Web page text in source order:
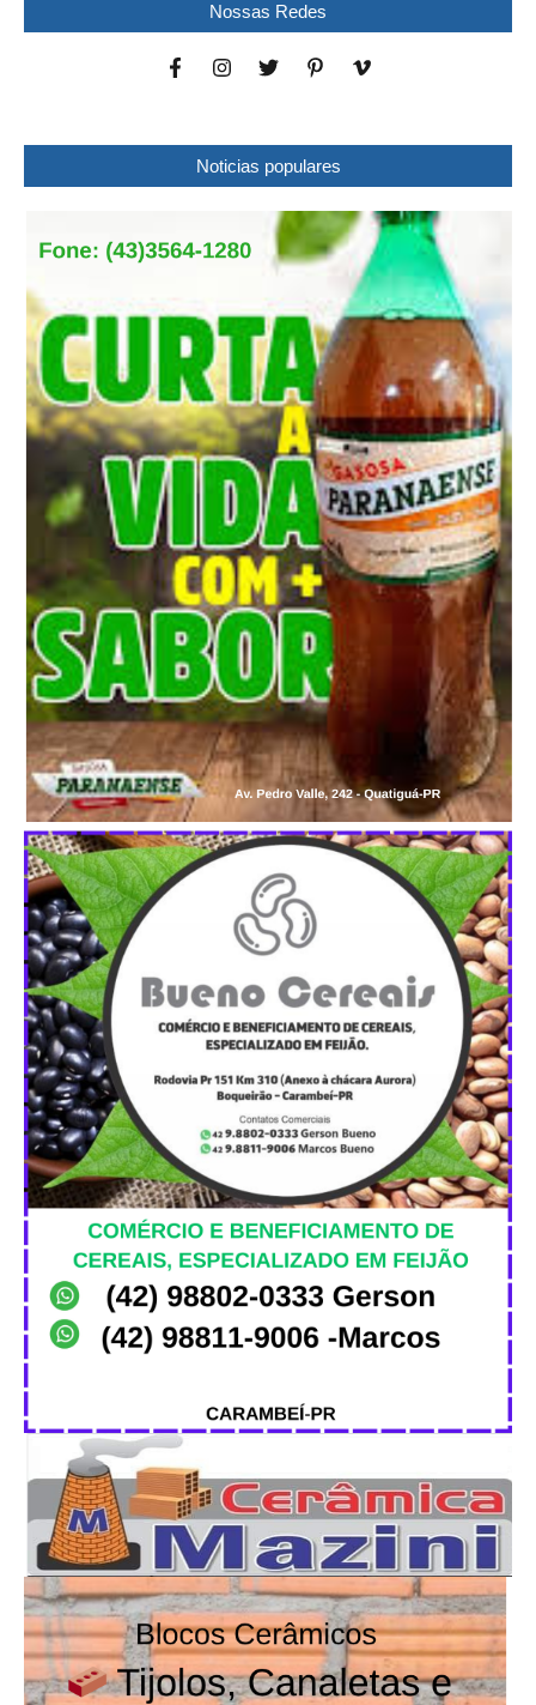
Nossas Redes
Noticias populares